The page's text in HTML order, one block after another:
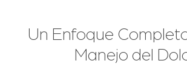
Un Enfoque
Manejo del